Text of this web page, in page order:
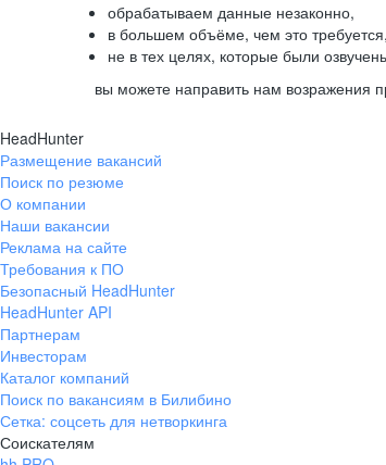
обрабатываем данные незаконно,
в большем объёме, чем это требуется,
не в тех целях, которые были
вы можете направить нам возражения
HeadHunter
Размещение вакансий
Поиск по резюме
О компании
Наши вакансии
Реклама на сайте
Требования к ПО
Безопасный HeadHunter
HeadHunter API
Партнерам
Инвесторам
Каталог компаний
Поиск по вакансиям в Билибино
Сетка: соцсеть для нетворкинга
Соискателям